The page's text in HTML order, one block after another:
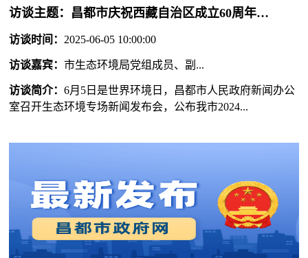
访谈主题： 昌都市庆祝西藏自治区成立60周年首场新闻发布会
访谈时间： 2025-06-05 10:00:00
访谈嘉宾：市生态环境局党组成员、副...
访谈简介：6月5日是世界环境日，昌都市人民政府新闻办公
室召开生态环境专场新闻发布会，公布我市2024...